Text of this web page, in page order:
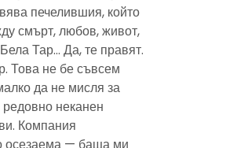
печелившия, който
смърт, любов, живот,
Тар… Да, те правят.
Това не бе съвсем
да не мисля за
неканен
Компания